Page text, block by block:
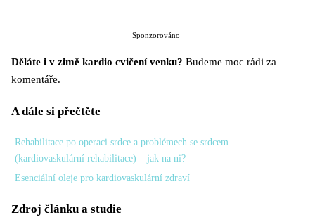
Sponzorováno
Děláte i v zimě kardio cvičení venku? Budeme moc rádi za
komentáře.
A dále si přečtěte
Rehabilitace po operaci srdce a problémech se srdcem
(kardiovaskulární rehabilitace) – jak na ni?
Esenciální oleje pro kardiovaskulární zdraví
Zdroj článku a studie